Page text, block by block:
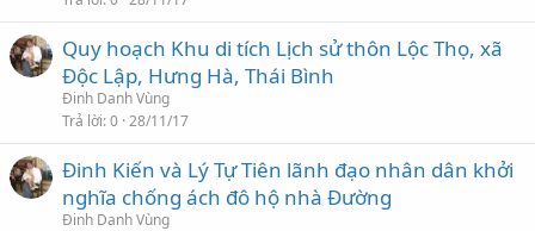
Quy hoạch Khu di tích Lịch sử thôn Lộc Thọ, xã
Độc Lập, Hưng Hà, Thái Bình
Đinh Danh Vùng
Trả lời 0 28/11/17
Đinh Kiến và Lý Tự Tiên lãnh đạo nhân dân khởi
nghĩa chống ách đô hộ nhà Đường
Đinh Danh Vùng